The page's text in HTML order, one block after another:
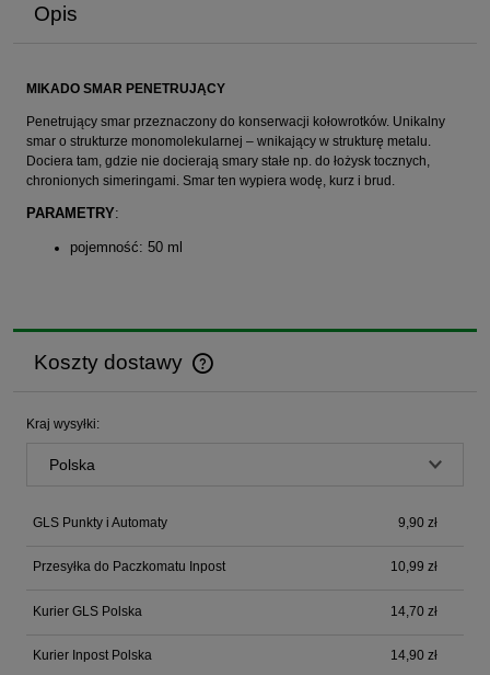
Opis
MIKADO SMAR PENETRUJĄCY
Penetrujący smar przeznaczony do konserwacji kołowrotków. Unikalny
smar o strukturze monomolekularnej – wnikający w strukturę metalu.
Dociera tam, gdzie nie docierają smary stałe np. do łożysk tocznych,
chronionych simeringami. Smar ten wypiera wodę, kurz i brud.
PARAMETRY:
pojemność: 50 ml
Koszty dostawy
Cena nie zawiera ewentualnych kosztów płatności
Kraj wysyłki:
GLS Punkty i Automaty 9,90 zł
Przesyłka do Paczkomatu Inpost 10,99 zł
Kurier GLS Polska 14,70 zł
Kurier Inpost Polska 14,90 zł